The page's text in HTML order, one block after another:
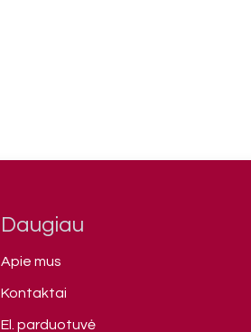
Daugiau
Apie mus
Kontaktai
El. parduotuvė